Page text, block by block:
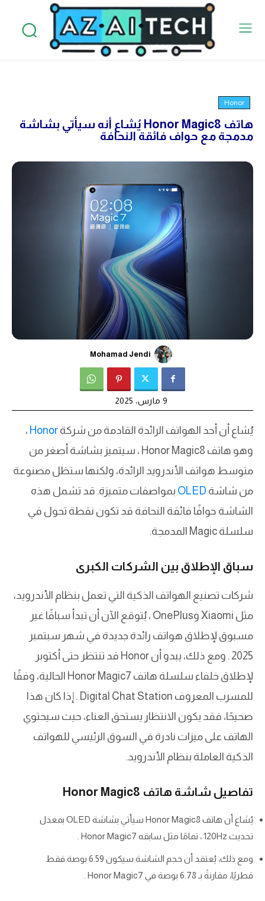
Honor
هاتف Honor Magic8 يُشاع أنه سيأتي بشاشة
مدمجة مع حواف فائقة النحافة
Mohamad Jendi
9 مارس، 2025
يُشاع أن أحد الهواتف الرائدة القادمة من شركة Honor ،
وهو هاتف Honor Magic8 ، سيتميز بشاشة أصغر من
متوسط هواتف الأندرويد الرائدة، ولكنها ستظل مصنوعة
من شاشة OLED بمواصفات متميزة. قد تشمل هذه
الشاشة حوافًا فائقة النحافة قد تكون نقطة تحول في
سلسلة Magic المدمجة.
سباق الإطلاق بين الشركات الكبرى
شركات تصنيع الهواتف الذكية التي تعمل بنظام الأندرويد،
مثل Xiaomi وOnePlus ، يُتوقع الآن أن تبدأ سباقًا غير
مسبوق لإطلاق هواتف رائدة جديدة في شهر سبتمبر
2025 . ومع ذلك، يبدو أن Honor قد تنتظر حتى أكتوبر
لإطلاق خلفاء سلسلة هاتف Honor Magic7 الحالية، وفقًا
للمسرب المعروف Digital Chat Station . إذا كان هذا
صحيحًا، فقد يكون الانتظار يستحق العناء، حيث سيحتوي
الهاتف على ميزات نادرة في السوق الرئيسي للهواتف
الذكية العاملة بنظام الأندرويد.
تفاصيل شاشة هاتف Honor Magic8
يُشاع أن هاتف Honor Magic8 سيأتي بشاشة OLED بمعدل
تحديث 120Hz ، تمامًا مثل سابقه Honor Magic7 .
ومع ذلك، يُعتقد أن حجم الشاشة سيكون 6.59 بوصة فقط
قطريًا، مقارنةً بـ 6.78 بوصة في Honor Magic7 .